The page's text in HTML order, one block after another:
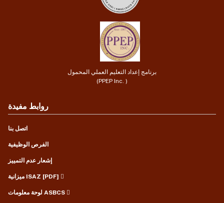
برنامج إعداد التعليم العملي المحمول
(PPEP Inc. )
روابط مفيدة
اتصل بنا
الفرص الوظيفية
إشعار عدم التمييز
ميزانية ISAZ [PDF]
لوحة معلومات ASBCS